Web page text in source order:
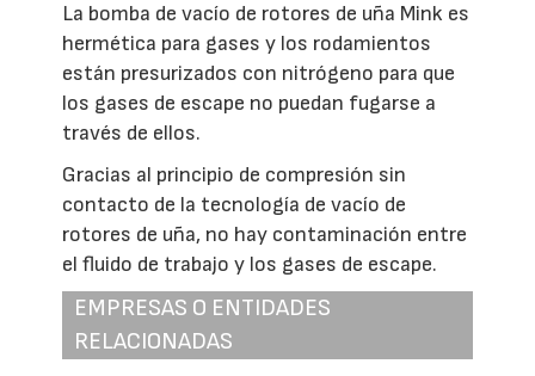
La bomba de vacío de rotores de uña Mink es
hermética para gases y los rodamientos
están presurizados con nitrógeno para que
los gases de escape no puedan fugarse a
través de ellos.
Gracias al principio de compresión sin
contacto de la tecnología de vacío de
rotores de uña, no hay contaminación entre
el fluido de trabajo y los gases de escape.
EMPRESAS O ENTIDADES
RELACIONADAS